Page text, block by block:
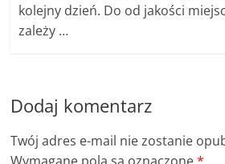
kolejny dzień. Do od jakości
zależy …
Dodaj komentarz
Twój adres e-mail nie zostanie